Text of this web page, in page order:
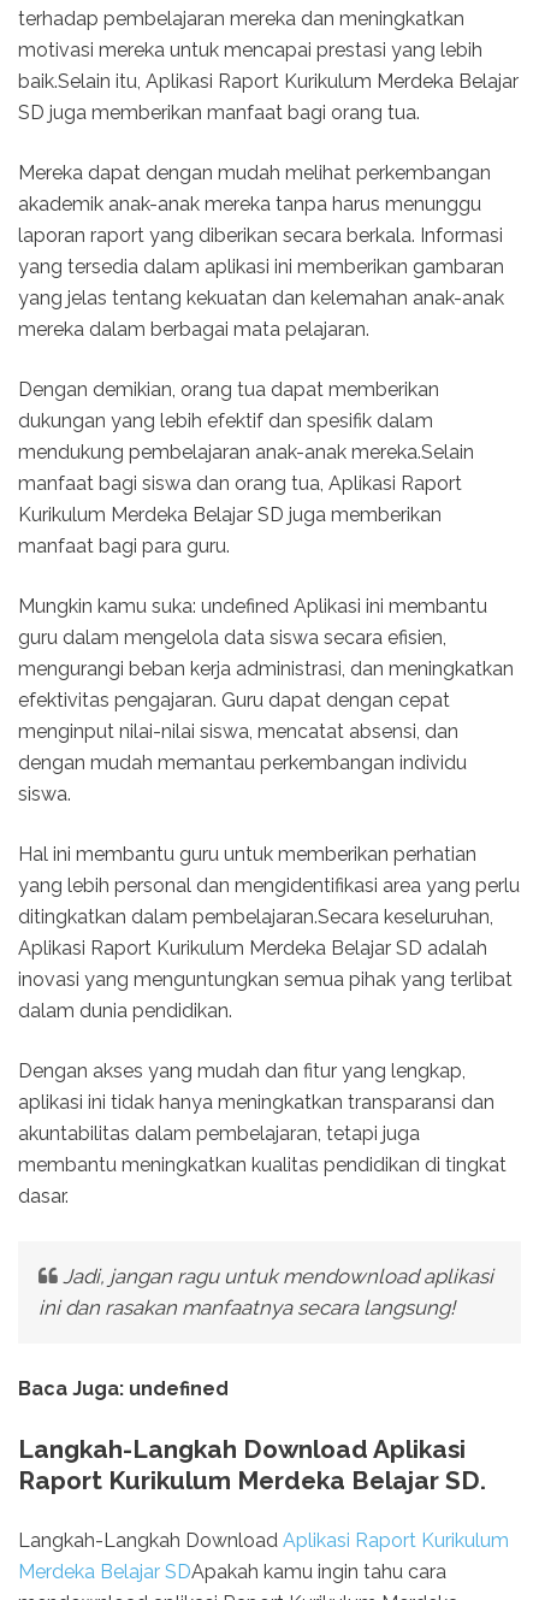
terhadap pembelajaran mereka dan meningkatkan
motivasi mereka untuk mencapai prestasi yang lebih
baik.Selain itu, Aplikasi Raport Kurikulum Merdeka Belajar
SD juga memberikan manfaat bagi orang tua.
Mereka dapat dengan mudah melihat perkembangan
akademik anak-anak mereka tanpa harus menunggu
laporan raport yang diberikan secara berkala. Informasi
yang tersedia dalam aplikasi ini memberikan gambaran
yang jelas tentang kekuatan dan kelemahan anak-anak
mereka dalam berbagai mata pelajaran.
Dengan demikian, orang tua dapat memberikan
dukungan yang lebih efektif dan spesifik dalam
mendukung pembelajaran anak-anak mereka.Selain
manfaat bagi siswa dan orang tua, Aplikasi Raport
Kurikulum Merdeka Belajar SD juga memberikan
manfaat bagi para guru.
Mungkin kamu suka: undefined Aplikasi ini membantu
guru dalam mengelola data siswa secara efisien,
mengurangi beban kerja administrasi, dan meningkatkan
efektivitas pengajaran. Guru dapat dengan cepat
menginput nilai-nilai siswa, mencatat absensi, dan
dengan mudah memantau perkembangan individu
siswa.
Hal ini membantu guru untuk memberikan perhatian
yang lebih personal dan mengidentifikasi area yang perlu
ditingkatkan dalam pembelajaran.Secara keseluruhan,
Aplikasi Raport Kurikulum Merdeka Belajar SD adalah
inovasi yang menguntungkan semua pihak yang terlibat
dalam dunia pendidikan.
Dengan akses yang mudah dan fitur yang lengkap,
aplikasi ini tidak hanya meningkatkan transparansi dan
akuntabilitas dalam pembelajaran, tetapi juga
membantu meningkatkan kualitas pendidikan di tingkat
dasar.
Jadi, jangan ragu untuk mendownload aplikasi
ini dan rasakan manfaatnya secara langsung!
Baca Juga: undefined
Langkah-Langkah Download Aplikasi
Raport Kurikulum Merdeka Belajar SD.
Langkah-Langkah Download Aplikasi Raport Kurikulum
Merdeka Belajar SDApakah kamu ingin tahu cara